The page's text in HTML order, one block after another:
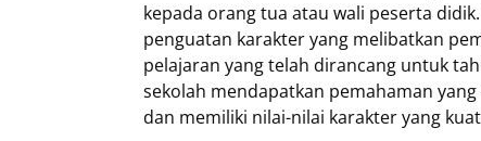
kepada orang tua atau wali peserta
penguatan karakter yang melibatkan
pelajaran yang telah dirancang untuk
sekolah mendapatkan pemahaman
dan memiliki nilai-nilai karakter yang